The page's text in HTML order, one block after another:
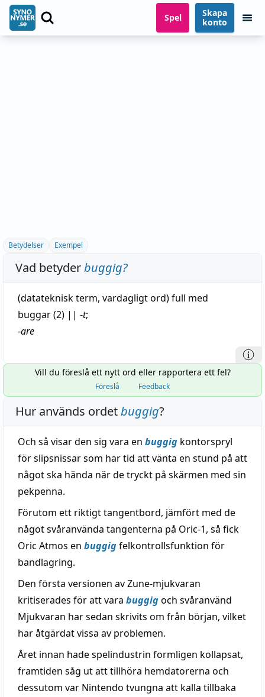
Spel
Skapa
konto
Betydelser Exempel
Vad betyderbuggig?
(datatekniskterm, vardagligt ord)full med
buggar (2) || -t;
-are
Vill du föreslå ett nytt ord eller rapportera ett fel?
Föreslå Feedback
Hur används ordetbuggig?
Och så visar den sig vara en buggig kontorspryl
för slipsnissar som har tid att vänta en stund på att
något ska hända när de tryckt på skärmen med sin
pekpenna.
Förutom ett riktigt tangentbord, jämfört med de
något svåranvända tangenterna på Oric-1, så fick
Oric Atmos en buggigfelkontrollsfunktion för
bandlagring.
Den första versionen av Zune-mjukvaran
kritiserades för att vara buggigoch svåranvänd
Mjukvaran har sedan skrivits om från början, vilket
har åtgärdat vissa av problemen.
Året innan hade spelindustrin formligen kollapsat,
framtiden såg ut att tillhöra hemdatorerna och
dessutom var Nintendo tvungna att kalla tillbaka